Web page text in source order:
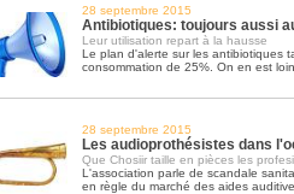
28 septembre 2015
Antibiotiques: toujours aussi
Leur utilisation repart à la hausse
Le plan d'alerte sur les antibiotiques
consommation de 25%. On en est loin
28 septembre 2015
Les audioprothésistes dans
Que Chosiir taille en pièces les
L'association parle de scandale
en règle du marché des aides